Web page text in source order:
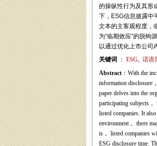
的操纵性行为及其形
下，ESG信息披露中
文本的主客观程度，
为“临期效应”的脱钩
以通过优化上市公司
关键词 ： ESG, 话语
Abstract：With the
information disclosure
paper delves into the
participating subjects，
listed companies. It
environment， there
is， listed companies
ESG disclosure time.